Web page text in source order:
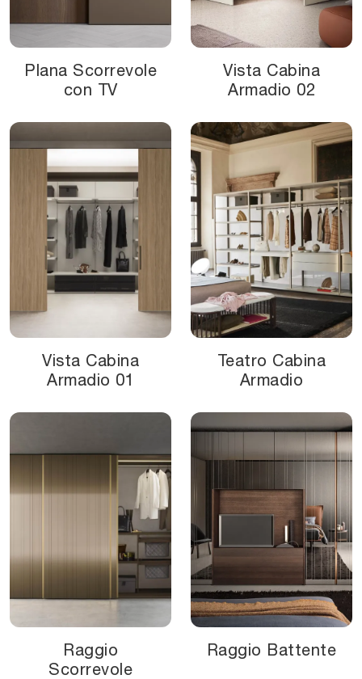
Plana Scorrevole
con TV
Vista Cabina
Armadio 02
Vista Cabina
Armadio 01
Teatro Cabina
Armadio
Raggio
Scorrevole
Raggio Battente